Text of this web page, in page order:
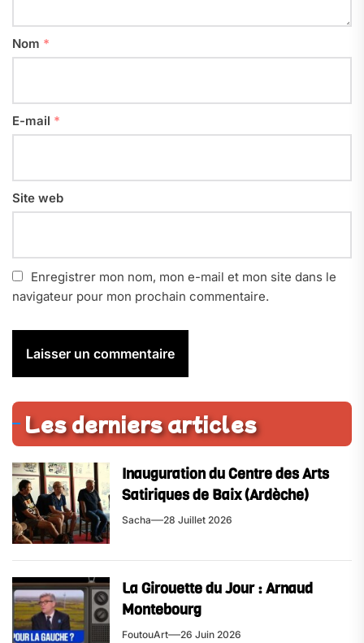
Nom *
E-mail *
Site web
Enregistrer mon nom, mon e-mail et mon site dans le
navigateur pour mon prochain commentaire.
Les derniers articles
Inauguration du Centre des Arts
Satiriques de Baix (Ardèche)
Sacha 28 Juillet 2026
La Girouette du Jour : Arnaud
Montebourg
FoutouArt 26 Juin 2026